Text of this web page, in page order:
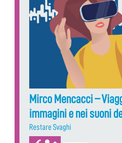
Mirco Mencacci –
immagini e nei suoni
Restare Svaghi